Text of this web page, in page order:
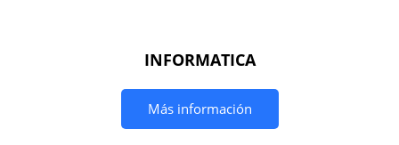
INFORMATICA
Más información